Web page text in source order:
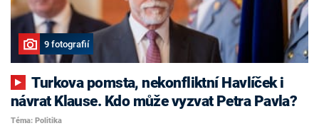
9 fotografií
Turkova pomsta, nekonfliktní Havlíček i
návrat Klause. Kdo může vyzvat Petra Pavla?
Téma: Politika